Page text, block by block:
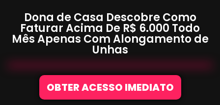
Dona de Casa Descobre Como
Faturar Acima De R$ 6.000 Todo
Mês Apenas ComAlongamento de
Unhas
OBTER ACESSO IMEDIATO